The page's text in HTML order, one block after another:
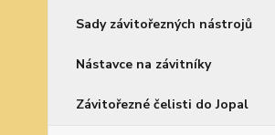
Sady závitořezných nástrojů
Nástavce na závitníky
Závitořezné čelisti do Jopal